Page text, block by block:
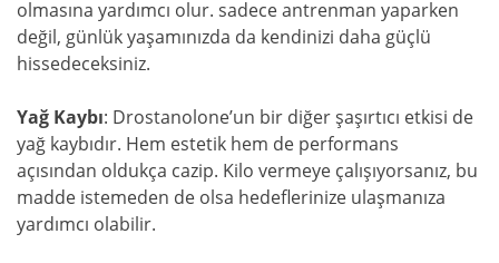
olmasına yardımcı olur. sadece antrenman yaparken
değil, günlük yaşamınızda da kendinizi daha güçlü
hissedeceksiniz.
Yağ Kaybı: Drostanolone’un bir diğer şaşırtıcı etkisi de
yağ kaybıdır. Hem estetik hem de performans
açısından oldukça cazip. Kilo vermeye çalışıyorsanız, bu
madde istemeden de olsa hedeflerinize ulaşmanıza
yardımcı olabilir.